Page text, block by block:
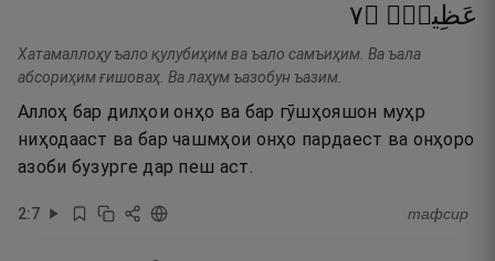
عَظِيمٌۭ ۝٧
Хатамаллоҳу ъало қулубиҳим ва ъало самъиҳим. Ва ъала
абсориҳим ғишоваҳ. Ва лаҳум ъазобун ъазим.
Аллоҳ бар дилҳои онҳо ва бар гӯшҳояшон муҳр
ниҳодааст ва бар чашмҳои онҳо пардаест ва онҳоро
азоби бузурге дар пеш аст.
2:7 тафсир